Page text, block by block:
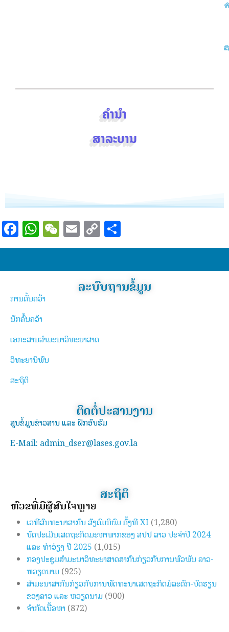
ຄຳນຳ
ຄຳນຳ
ສາລະບານ
ສາລະບານ
Facebook
WhatsApp
WeChat
Email
Copy
Link
ລະບົບຖານຂໍ້ມູນ
ການຄົ້ນຄວ້າ
ນັກຄົ້ນຄວ້າ
ເອກະສານສຳມະນາວິທະຍາສາດ
ວິທະຍານິພົນ
ສະຖິຕິ
ຕິດຕໍ່ປະສານງານ
ສູນຂໍ້ມູນຂ່າວສານ ແລະ ຝຶກອົບຮົມ
E-Mail: admin_dser@lases.gov.la
ສະຖິຕິ
ຫົວຂໍ້ທີ່ມີຜູ້ສົນໃຈຫຼາຍ
ເວທີສົນທະນາສາກົນ ສັງຄົມນິຍົມ ຄັ້ງທີ XI (1,280)
ບົດປະເມີນເສດຖະກິດມະຫາພາກຂອງ ສປປ ລາວ ປະຈຳປີ 2024
ແລະ ທ່າອ່ຽງ ປີ 2025 (1,015)
ກອງປະຊຸມສຳມະນາວິທະຍາສາດສາກົນກ່ຽວກັບການພົວພັນ ລາວ-
ຫວຽດນາມ(925)
ສຳມະນາສາກົນກ່ຽວກັບການພັດທະນາເສດຖະກິດມໍລະດົກ-ບົດຮຽນ
ຂອງລາວ ແລະ ຫວຽດນາມ(900)
ຈຳກັດເນື້ອຫາ(872)